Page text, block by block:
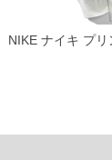
NIKE ナイキ プ